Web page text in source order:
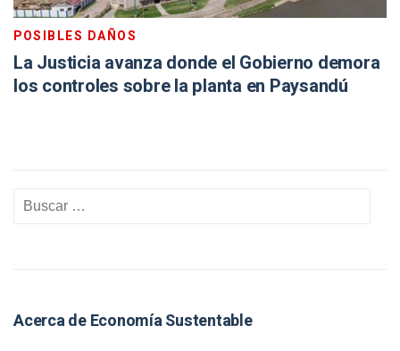
POSIBLES DAÑOS
La Justicia avanza donde el Gobierno demora
los controles sobre la planta en Paysandú
Acerca de Economía Sustentable